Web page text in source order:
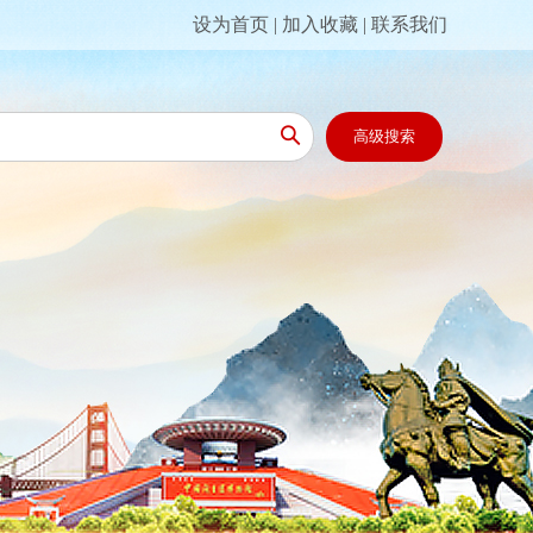
设为首页 | 加入收藏 | 联系我们
 高级搜索